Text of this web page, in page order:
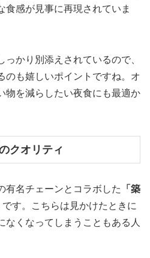
食感が見事に再現されていま
かり別添えされているので、
のも嬉しいポイントですね。オ
物を減らしたい夜食にも最適か
クオリティ
有名チェーンとコラボした
「築
です。こちらは見かけたときに
なくなってしまうこともある人